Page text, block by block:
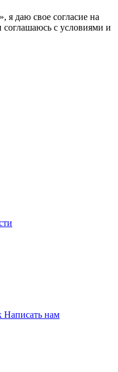
я даю свое согласие на
с условиями и
Написать нам